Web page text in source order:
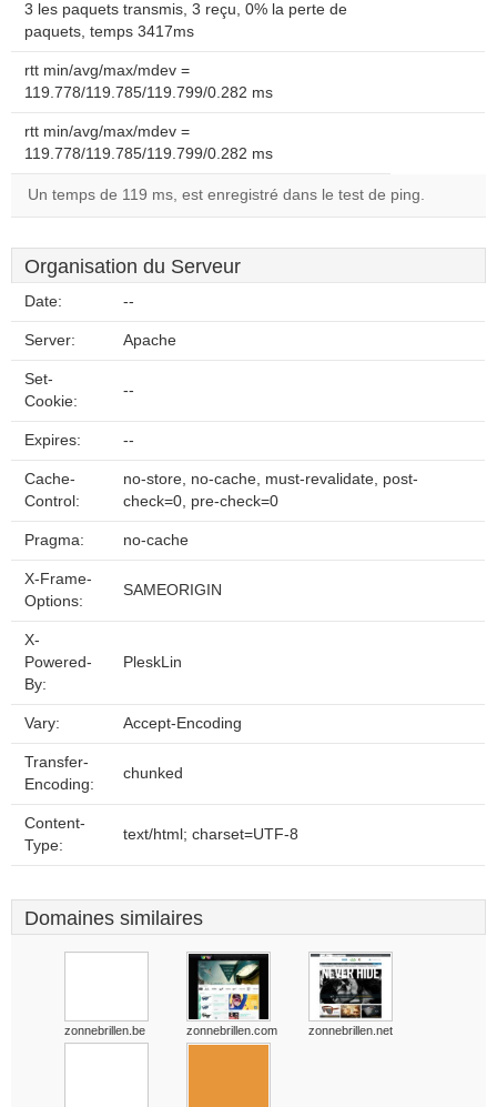
3 les paquets transmis, 3 reçu, 0% la perte de
paquets, temps 3417ms
rtt min/avg/max/mdev =
119.778/119.785/119.799/0.282 ms
rtt min/avg/max/mdev =
119.778/119.785/119.799/0.282 ms
Un temps de 119 ms, est enregistré dans le test de ping.
Organisation du Serveur
Date: --
Server: Apache
Set-
Cookie:
--
Expires: --
Cache-
Control:
no-store, no-cache, must-revalidate, post-
check=0, pre-check=0
Pragma: no-cache
X-Frame-
Options:
SAMEORIGIN
X-
Powered-
By:
PleskLin
Vary: Accept-Encoding
Transfer-
Encoding:
chunked
Content-
Type:
text/html; charset=UTF-8
Domaines similaires
zonnebrillen.be zonnebrillen.com zonnebrillen.net